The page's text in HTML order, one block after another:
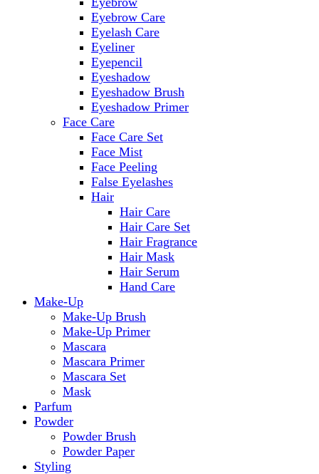
Eyebrow Care
Eyelash Care
Eyeliner
Eyepencil
Eyeshadow
Eyeshadow Brush
Eyeshadow Primer
Face Care
Face Care Set
Face Mist
Face Peeling
False Eyelashes
Hair
Hair Care
Hair Care Set
Hair Fragrance
Hair Mask
Hair Serum
Hand Care
Make-Up
Make-Up Brush
Make-Up Primer
Mascara
Mascara Primer
Mascara Set
Mask
Parfum
Powder
Powder Brush
Powder Paper
Styling